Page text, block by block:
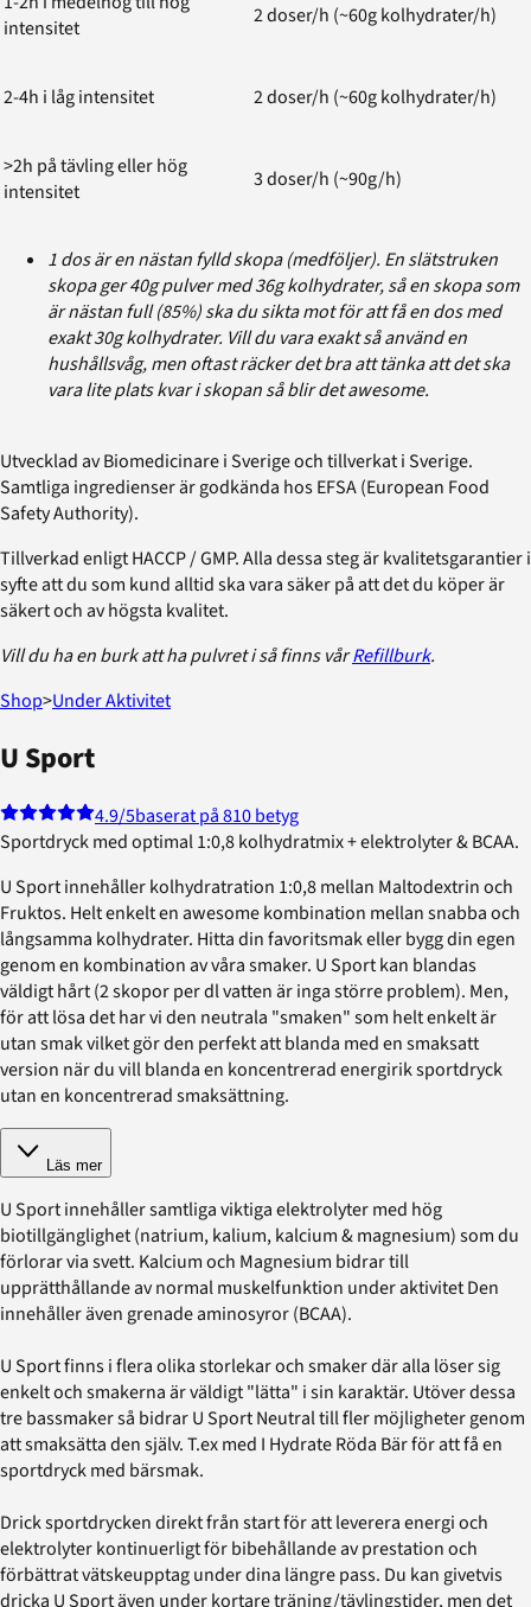
intensitet
2 doser/h (~60g kolhydrater/h)
2-4h i låg intensitet 2 doser/h (~60g kolhydrater/h)
>2h på tävling eller hög
intensitet
3 doser/h (~90g/h)
1 dos är en nästan fylld skopa (medföljer). En slätstruken
skopa ger 40g pulver med 36g kolhydrater, så en skopa som
är nästan full (85%) ska du sikta mot för att få en dos med
exakt 30g kolhydrater. Vill du vara exakt så använd en
hushållsvåg, men oftast räcker det bra att tänka att det ska
vara lite plats kvar i skopan så blir det awesome.
Utvecklad av Biomedicinare i Sverige och tillverkat i Sverige.
Samtliga ingredienser är godkända hos EFSA (European Food
Safety Authority).
Tillverkad enligt HACCP / GMP. Alla dessa steg är kvalitetsgarantier i
syfte att du som kund alltid ska vara säker på att det du köper är
säkert och av högsta kvalitet.
Vill du ha en burk att ha pulvret i så finns vårRefillburk.
Shop>Under Aktivitet
U Sport
4.9/5baserat på 810 betyg
Sportdryck med optimal 1:0,8 kolhydratmix + elektrolyter & BCAA.
U Sport innehåller kolhydratration 1:0,8 mellan Maltodextrin och
Fruktos. Helt enkelt en awesome kombination mellan snabba och
långsamma kolhydrater. Hitta din favoritsmak eller bygg din egen
genom en kombination av våra smaker. U Sport kan blandas
väldigt hårt (2 skopor per dl vatten är inga större problem). Men,
för att lösa det har vi den neutrala "smaken" som helt enkelt är
utan smak vilket gör den perfekt att blanda med en smaksatt
version när du vill blanda en koncentrerad energirik sportdryck
utan en koncentrerad smaksättning.
Läs mer
U Sport innehåller samtliga viktiga elektrolyter med hög
biotillgänglighet (natrium, kalium, kalcium & magnesium) som du
förlorar via svett. Kalcium och Magnesium bidrar till
upprätthållande av normal muskelfunktion under aktivitet Den
innehåller även grenade aminosyror (BCAA).
U Sport finns i flera olika storlekar och smaker där alla löser sig
enkelt och smakerna är väldigt "lätta" i sin karaktär. Utöver dessa
tre bassmaker så bidrar U Sport Neutral till fler möjligheter genom
att smaksätta den själv. T.ex med I Hydrate Röda Bär för att få en
sportdryck med bärsmak.
Drick sportdrycken direkt från start för att leverera energi och
elektrolyter kontinuerligt för bibehållande av prestation och
förbättrat vätskeupptag under dina längre pass. Du kan givetvis
dricka U Sport även under kortare träning/tävlingstider, men det